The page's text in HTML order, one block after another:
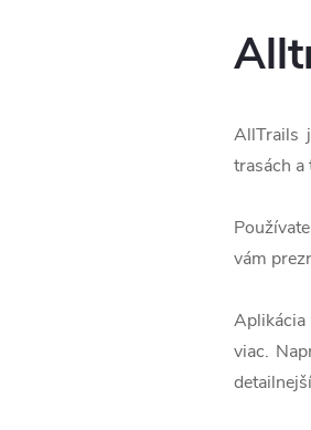
AllTrails
trasách
vám
Aplikácia
viac.